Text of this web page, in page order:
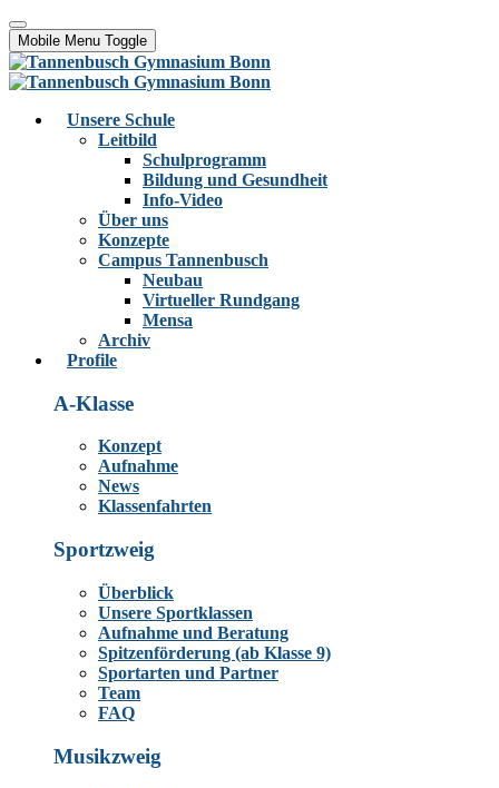
Mobile Menu Toggle
Unsere Schule
Leitbild
Schulprogramm
Bildung und Gesundheit
Info-Video
Über uns
Konzepte
Campus Tannenbusch
Neubau
Virtueller Rundgang
Mensa
Archiv
Profile
A-Klasse
Konzept
Aufnahme
News
Klassenfahrten
Sportzweig
Überblick
Unsere Sportklassen
Aufnahme und Beratung
Spitzenförderung (ab Klasse 9)
Sportarten und Partner
Team
FAQ
Musikzweig